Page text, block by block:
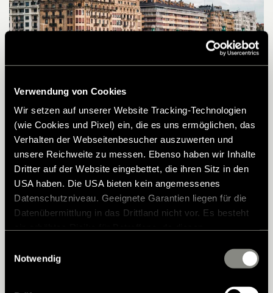
Verwendung von Cookies
Wir setzen auf unserer Website Tracking-Technologien
(wie Cookies und Pixel) ein, die es uns ermöglichen, das
Verhalten der Webseitenbesucher auszuwerten und
unsere Reichweite zu messen. Ebenso haben wir Inhalte
Dritter auf der Website eingebettet, die ihren Sitz in den
USA haben. Die USA bieten kein angemessenes
Datenschutzniveau. Geeignete Garantien liegen für die
Datenübermittlung in das Drittland nicht vor. Es besteht
zustehen. Eingesetzte Dienstleister können Daten für
zusammenführen. Weitere Informationen finden Sie in
Notwendig
Nordspanien und San Sebastian:
Kulinarische Genüsse und natürliche
Schönheit
In Nordspanien erreichten wir das
Küste bekannt ist. Hier verbringen wir den